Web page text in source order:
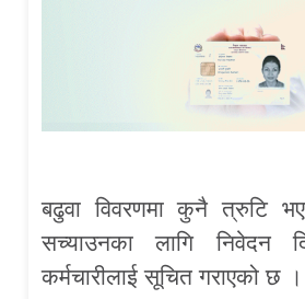
बढुवा विवरणमा कुनै त्रुटि
सच्याउनका लागि निवेदन
कर्मचारीलाई सूचित गराएको छ ।